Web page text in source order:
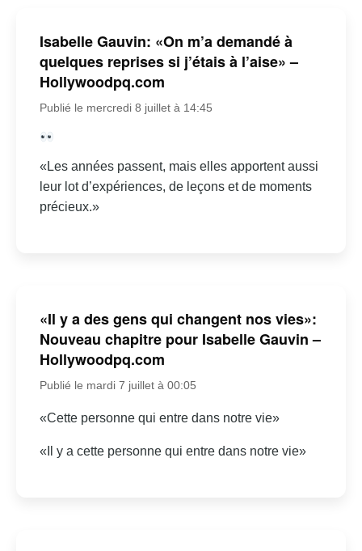
Isabelle Gauvin: «On m’a demandé à
quelques reprises si j’étais à l’aise» –
Hollywoodpq.com
Publié le mercredi 8 juillet à 14:45
«Les années passent, mais elles apportent aussi
leur lot d’expériences, de leçons et de moments
précieux.»
«Il y a des gens qui changent nos vies»:
Nouveau chapitre pour Isabelle Gauvin –
Hollywoodpq.com
Publié le mardi 7 juillet à 00:05
«Cette personne qui entre dans notre vie»
«Il y a cette personne qui entre dans notre vie»